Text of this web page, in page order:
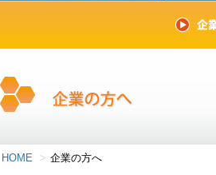
HOME 企業の方へ